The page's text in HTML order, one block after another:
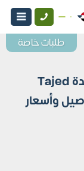
تجد كوميونيتي مول القاهرة الجديدة Tajed
طلبات خاصة